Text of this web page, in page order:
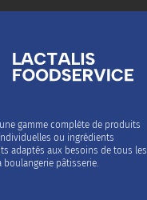
gamme complète de produits
ou ingrédients
adaptés aux besoins de tous les
pâtisserie.